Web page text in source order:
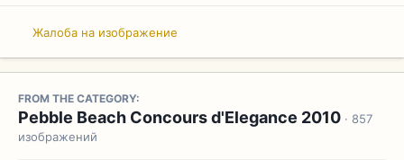
Жалоба на изображение
FROM THE CATEGORY:
Pebble Beach Concours d'Elegance 2010 · 857
изображений